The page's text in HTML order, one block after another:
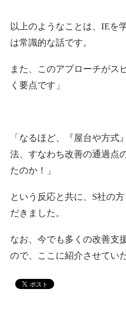
以上のようなことは、IEを
は常識的な話です。
また、このアプローチがス
く要点です」
「なるほど、『屋台や方式
法、すなわち改善の通過点
たのか！」
という反応と共に、S社の
だきました。
なお、今でも多くの改善支
ので、ここに紹介させてい